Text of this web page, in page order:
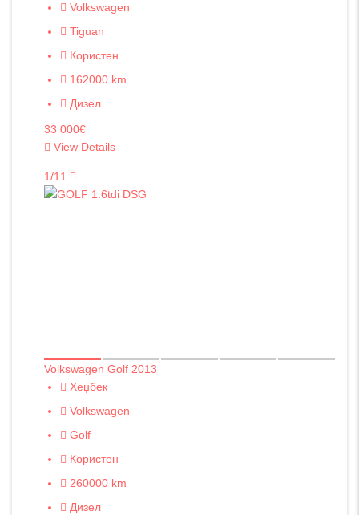
Volkswagen
Tiguan
Користен
162000 km
Дизел
33 000€
View Details
1/11
Volkswagen Golf 2013
Хеџбек
Volkswagen
Golf
Користен
260000 km
Дизел